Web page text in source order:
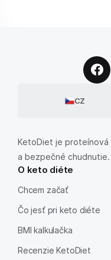
CZ
KetoDiet je proteínová
a bezpečné chudnutie.
O keto diéte
Chcem začať
Čo jesť pri keto diéte
BMI kalkulačka
Recenzie KetoDiet